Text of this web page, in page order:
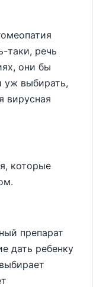
таки, речь
они бы
уж выбирать,
вирусная
которые
препарат
дать ребенку